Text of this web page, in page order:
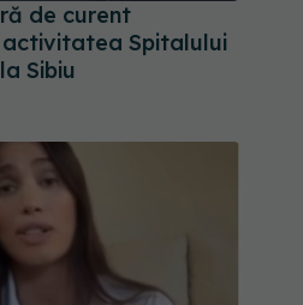
de curent
Spitalului
Sibiu